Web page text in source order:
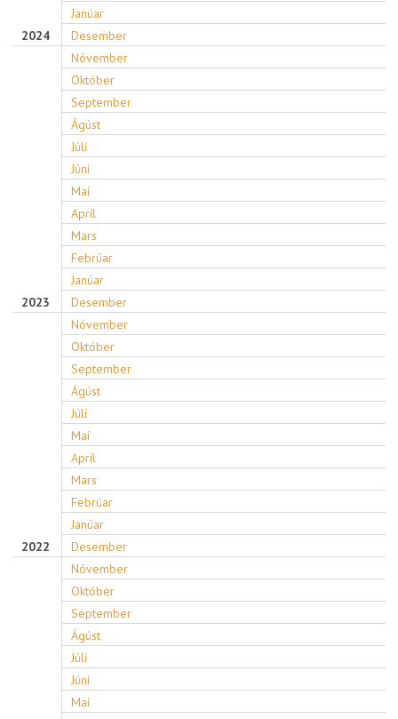
Janúar
2024
Desember
Nóvember
Október
September
Ágúst
Júlí
Júní
Maí
Apríl
Mars
Febrúar
Janúar
2023
Desember
Nóvember
Október
September
Ágúst
Júlí
Maí
Apríl
Mars
Febrúar
Janúar
2022
Desember
Nóvember
Október
September
Ágúst
Júlí
Júní
Maí